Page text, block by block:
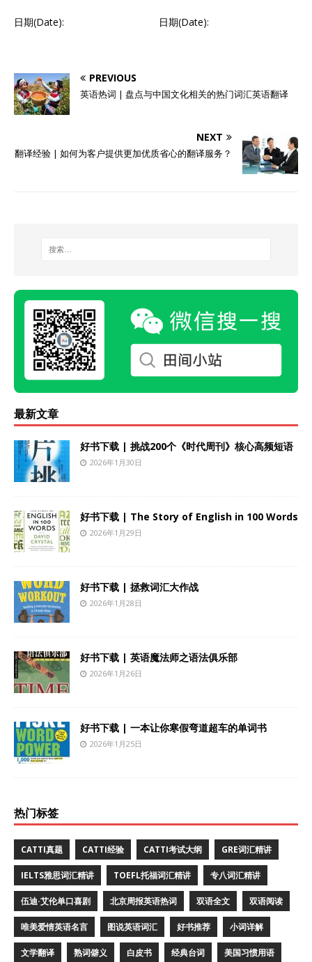
日期(Date): 日期(Date):
PREVIOUS
英语热词 | 盘点与中国文化相关的热门词汇英语翻译
NEXT
翻译经验 | 如何为客户提供更加优质省心的翻译服务？
最新文章
好书下载 | 挑战200个《时代周刊》核心高频短语
2026年1月30日
好书下载 | The Story of English in 100 Words
2026年1月29日
好书下载 | 拯救词汇大作战
2026年1月28日
好书下载 | 英语魔法师之语法俱乐部
2026年1月26日
好书下载 | 一本让你寒假弯道超车的单词书
2026年1月25日
热门标签
CATTI真题 CATTI经验 CATTI考试大纲 GRE词汇精讲
IELTS雅思词汇精讲 TOEFL托福词汇精讲 专八词汇精讲
伍迪·艾伦单口喜剧 北京周报英语热词 双语全文 双语阅读
唯美爱情英语名言 图说英语词汇 好书推荐 小词详解
文学翻译 熟词僻义 白皮书 经典台词 美国习惯用语